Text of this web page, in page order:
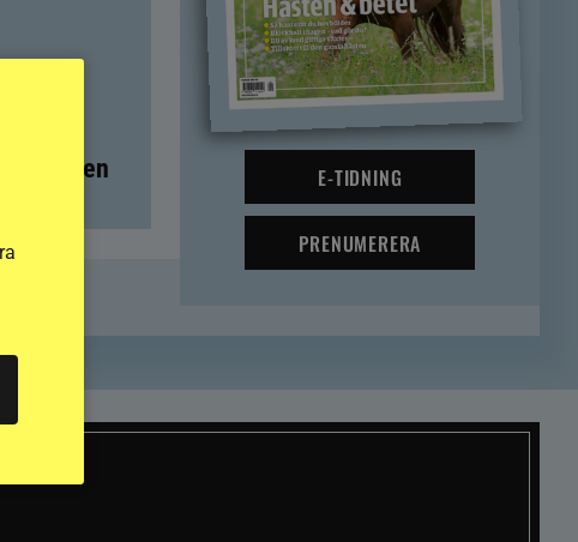
– men
E-TIDNING
PRENUMERERA